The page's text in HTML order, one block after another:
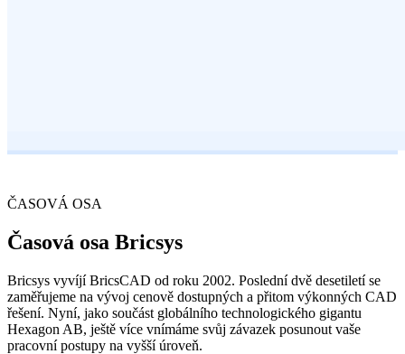
ČASOVÁ OSA
Časová osa Bricsys
Bricsys vyvíjí BricsCAD od roku 2002. Poslední dvě desetiletí se
zaměřujeme na vývoj cenově dostupných a přitom výkonných CAD
řešení. Nyní, jako součást globálního technologického gigantu
Hexagon AB, ještě více vnímáme svůj závazek posunout vaše
pracovní postupy na vyšší úroveň.